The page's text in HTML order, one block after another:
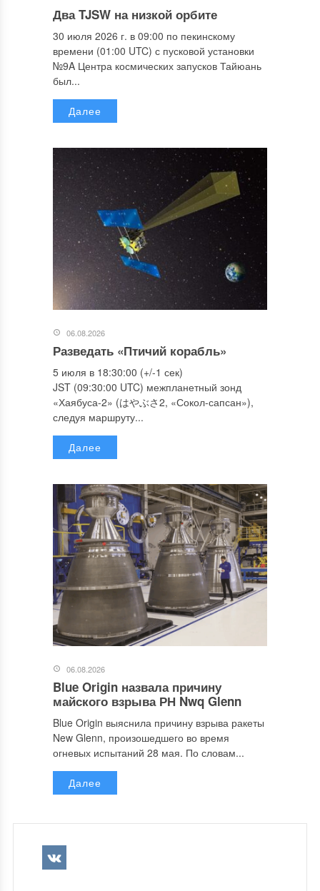
Два TJSW на низкой орбите
30 июля 2026 г. в 09:00 по пекинскому
времени (01:00 UTC) с пусковой установки
№9A Центра космических запусков Тайюань
был...
Далее
06.08.2026
Разведать «Птичий корабль»
5 июля в 18:30:00 (+/-1 сек)
JST (09:30:00 UTC) межпланетный зонд
«Хаябуса-2» (はやぶさ2, «Сокол-сапсан»),
следуя маршруту...
Далее
06.08.2026
Blue Origin назвала причину
майского взрыва РН Nwq Glenn
Blue Origin выяснила причину взрыва ракеты
New Glenn, произошедшего во время
огневых испытаний 28 мая. По словам...
Далее